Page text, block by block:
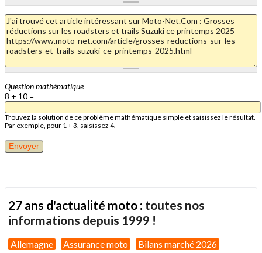
Question mathématique
8 + 10 =
Trouvez la solution de ce problème mathématique simple et saisissez le résultat.
Par exemple, pour 1 + 3, saisissez 4.
27 ans d'actualité moto : toutes nos
informations depuis 1999 !
Allemagne Assurance moto Bilans marché 2026